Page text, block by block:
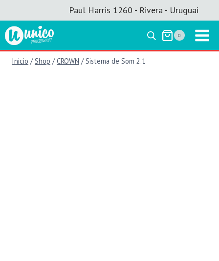
al
contenido
Paul Harris 1260 - Rivera - Uruguai
0
Inicio / Shop / CROWN / Sistema de Som 2.1